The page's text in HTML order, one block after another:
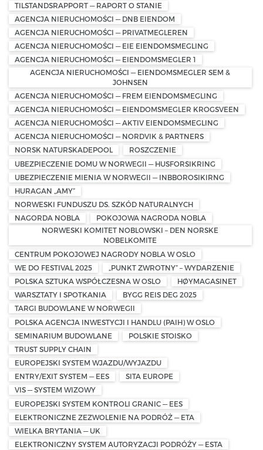
TILSTANDSRAPPORT — RAPORT O STANIE
AGENCJA NIERUCHOMOŚCI — DNB EIENDOM
AGENCJA NIERUCHOMOŚCI — PRIVATMEGLEREN
AGENCJA NIERUCHOMOŚCI — EIE EIENDOMSMEGLING
AGENCJA NIERUCHOMOŚCI — EIENDOMSMEGLER 1
AGENCJA NIERUCHOMOŚCI — EIENDOMSMEGLER SEM &
JOHNSEN
AGENCJA NIERUCHOMOŚCI — FREM EIENDOMSMEGLING
AGENCJA NIERUCHOMOŚCI — EIENDOMSMEGLER KROGSVEEN
AGENCJA NIERUCHOMOŚCI — AKTIV EIENDOMSMEGLING
AGENCJA NIERUCHOMOŚCI — NORDVIK & PARTNERS
NORSK NATURSKADEPOOL
ROSZCZENIE
UBEZPIECZENIE DOMU W NORWEGII — HUSFORSIKRING
UBEZPIECZENIE MIENIA W NORWEGII — INBBOROSIKIRNG
HURAGAN „AMY”
NORWESKI FUNDUSZU DS. SZKÓD NATURALNYCH
NAGORDA NOBLA
POKOJOWA NAGRODA NOBLA
NORWESKI KOMITET NOBLOWSKI – DEN NORSKE
NOBELKOMITE
CENTRUM POKOJOWEJ NAGRODY NOBLA W OSLO
WE DO FESTIVAL 2025
„PUNKT ZWROTNY” – WYDARZENIE
POLSKA SZTUKA WSPÓŁCZESNA W OSLO
HØYMAGASINET
WARSZTATY I SPOTKANIA
BYGG REIS DEG 2025
TARGI BUDOWLANE W NORWEGII
POLSKA AGENCJA INWESTYCJI I HANDLU (PAIH) W OSLO
SEMINARIUM BUDOWLANE
POLSKIE STOISKO
TRUST SUPPLY CHAIN
EUROPEJSKI SYSTEM WJAZDU/WYJAZDU
ENTRY/EXIT SYSTEM — EES
SITA EUROPE
VIS — SYSTEM WIZOWY
EUROPEJSKI SYSTEM KONTROLI GRANIC — EES
ELEKTRONICZNE ZEZWOLENIE NA PODRÓŻ — ETA
WIELKA BRYTANIA — UK
ELEKTRONICZNY SYSTEM AUTORYZACJI PODRÓŻY — ESTA